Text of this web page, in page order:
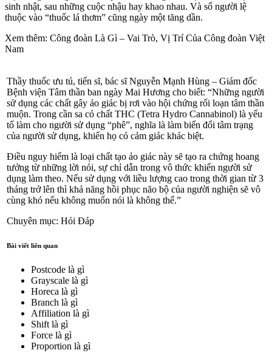
sinh nhật, sau những cuộc nhậu hay khao nhau. Và số người lệ
thuộc vào “thuốc lá thơm” cũng ngày một tăng dần.
Xem thêm: Công đoàn Là Gì – Vai Trò, Vị Trí Của Công đoàn Việt
Nam
Thầy thuốc ưu tú, tiến sĩ, bác sĩ Nguyễn Mạnh Hùng – Giám đốc
Bệnh viện Tâm thần ban ngày Mai Hương cho biết: “Những người
sử dụng các chất gây ảo giác bị rơi vào hội chứng rối loạn tâm thần
muộn. Trong cần sa có chất THC (Tetra Hydro Cannabinol) là yếu
tố làm cho người sử dụng “phê”, nghĩa là làm biến đổi tâm trạng
của người sử dụng, khiến họ có cảm giác khác biệt.
Điều nguy hiểm là loại chất tạo ảo giác này sẽ tạo ra chứng hoang
tưởng từ những lời nói, sự chỉ dẫn trong vô thức khiến người sử
dụng làm theo. Nếu sử dụng với liều lượng cao trong thời gian từ 3
tháng trở lên thì khả năng hồi phục não bộ của người nghiện sẽ vô
cùng khó nếu không muốn nói là không thể.”
Chuyên mục: Hỏi Đáp
Bài viết liên quan
Postcode là gì
Grayscale là gì
Horeca là gì
Branch là gì
Affiliation là gì
Shift là gì
Force là gì
Proportion là gì